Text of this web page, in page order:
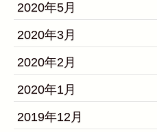
2020年5月
2020年3月
2020年2月
2020年1月
2019年12月